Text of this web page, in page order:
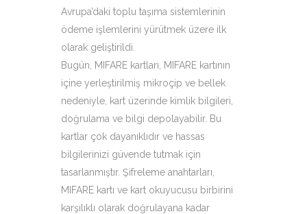
Avrupa’daki toplu taşıma sistemlerinin
ödeme işlemlerini yürütmek üzere ilk
olarak geliştirildi.
Bugün, MIFARE kartları, MIFARE kartının
içine yerleştirilmiş mikroçip ve bellek
nedeniyle, kart üzerinde kimlik bilgileri,
doğrulama ve bilgi depolayabilir. Bu
kartlar çok dayanıklıdır ve hassas
bilgilerinizi güvende tutmak için
tasarlanmıştır. Şifreleme anahtarları,
MIFARE kartı ve kart okuyucusu birbirini
karşılıklı olarak doğrulayana kadar